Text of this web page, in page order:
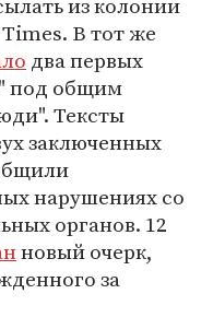
В тот же
два первых
под общим
Тексты
заключенных
нарушениях со
органов. 12
новый очерк,
за